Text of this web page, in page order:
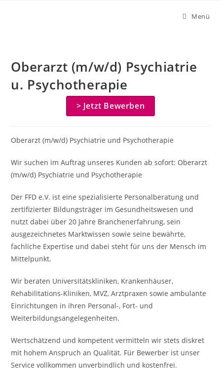
Menü
Oberarzt (m/w/d) Psychiatrie
u. Psychotherapie
> Jetzt Bewerben
Oberarzt (m/w/d) Psychiatrie und Psychotherapie
Wir suchen im Auftrag unseres Kunden ab sofort: Oberarzt
(m/w/d) Psychiatrie und Psychotherapie
Der FFD e.V. ist eine spezialisierte Personalberatung und
zertifizierter Bildungsträger im Gesundheitswesen und
nutzt dabei über 20 Jahre Branchenerfahrung, sein
ausgezeichnetes Marktwissen sowie seine bewährte,
fachliche Expertise und dabei steht für uns der Mensch im
Mittelpunkt.
Wir beraten Universitätskliniken, Krankenhäuser,
Rehabilitations-Kliniken, MVZ, Arztpraxen sowie ambulante
Einrichtungen in ihren Personal-, Fort- und
Weiterbildungsangelegenheiten.
Wertschätzend und kompetent vermitteln wir stets diskret
mit hohem Anspruch an Qualität. Für Bewerber ist unser
Service vollkommen unverbindlich und kostenfrei.